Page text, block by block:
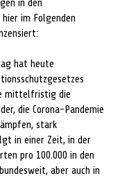
in den
im Folgenden
hat heute
mittelfristig die
die Corona-Pandemie
stark
in einer Zeit, in der
pro 100.000 in den
aber auch in